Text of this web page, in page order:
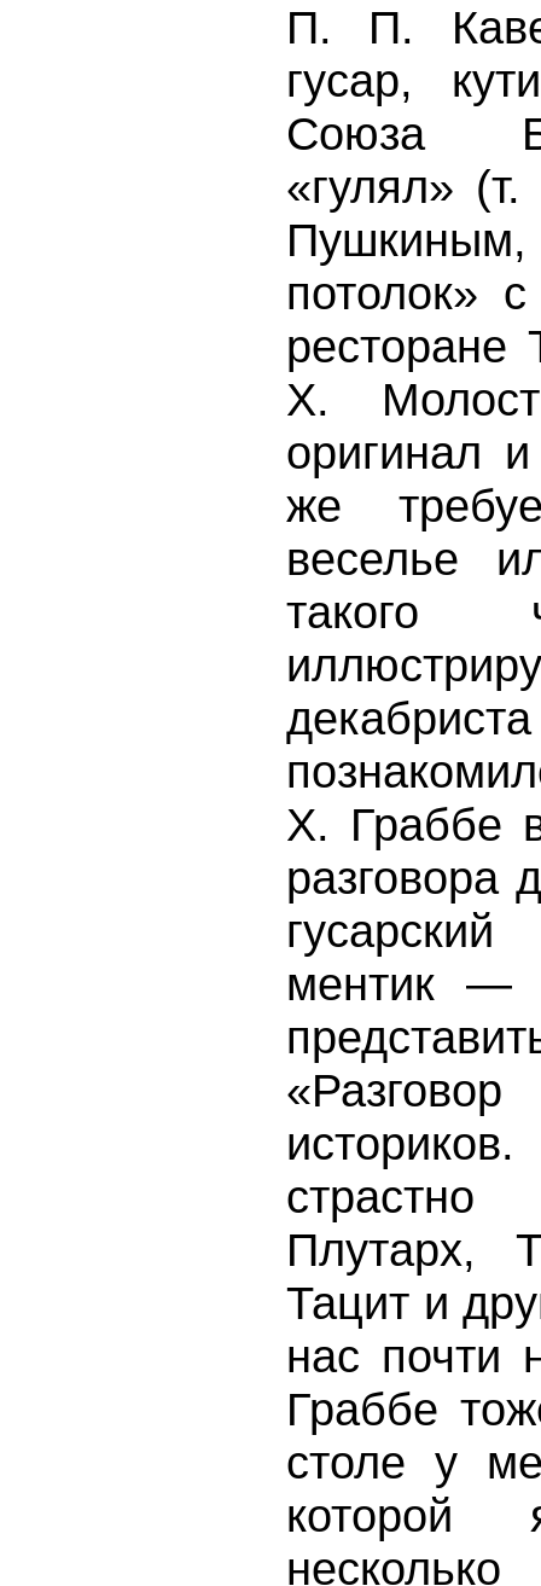
П. П.
гусар,
Союза
«гулял»
Пушкиным,
потолок»
Х.
оригинал
же
веселье
такого
Х. Граббе
разговора
ментик —
Плутарх,
Тацит и
нас почти
Граббе
столе у
которой